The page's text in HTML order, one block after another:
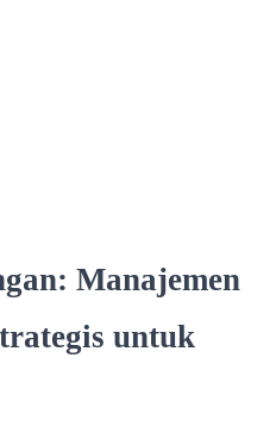
Manajemen
untuk